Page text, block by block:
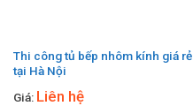
Thi công tủ bếp nhôm kính giá rẻ
tại Hà Nội
Giá: Liên hệ